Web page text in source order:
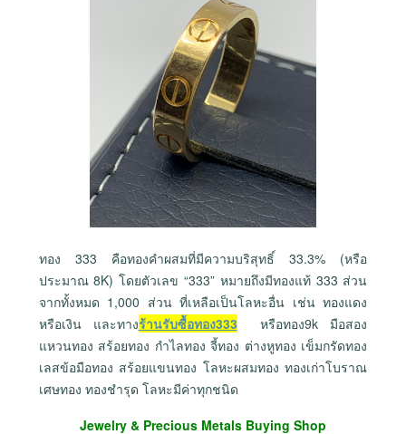
ทอง 333 คือทองคำผสมที่มีความบริสุทธิ์ 33.3% (หรือ
ประมาณ 8K) โดยตัวเลข “333” หมายถึงมีทองแท้ 333 ส่วน
จากทั้งหมด 1,000 ส่วน ที่เหลือเป็นโลหะอื่น เช่น ทองแดง
หรือเงิน และทางร้านรับซื้อทอง333 หรือทอง9k มือสอง
แหวนทอง สร้อยทอง กำไลทอง จี้ทอง ต่างหูทอง เข็มกรัดทอง
เลสข้อมือทอง สร้อยแขนทอง โลหะผสมทอง ทองเก่าโบราณ
เศษทอง ทองชำรุด โลหะมีค่าทุกชนิด
Jewelry & Precious Metals Buying Shop